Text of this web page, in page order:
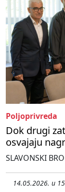
Poljoprivreda
Dok drugi
osvajaju
SLAVONSKI
14.05.2026. u